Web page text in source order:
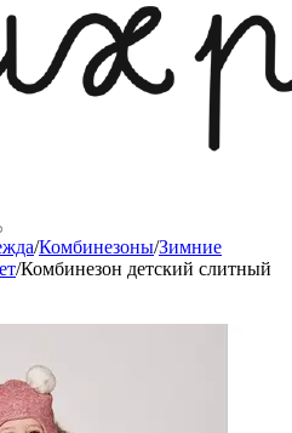
/Комбинезоны/Зимние
/Комбинезон детский слитный